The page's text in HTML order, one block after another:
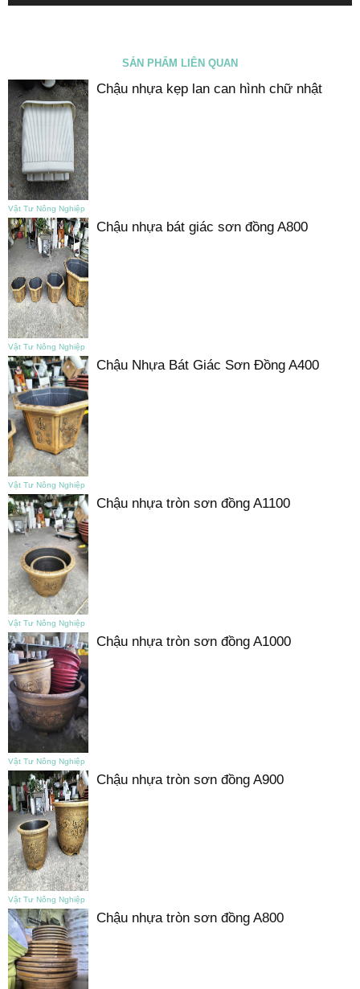
SẢN PHẨM LIÊN QUAN
Vật Tư Nông Nghiệp
Chậu nhựa kẹp lan can hình chữ nhật
Vật Tư Nông Nghiệp
Chậu nhựa bát giác sơn đồng A800
Vật Tư Nông Nghiệp
Chậu Nhựa Bát Giác Sơn Đồng A400
Vật Tư Nông Nghiệp
Chậu nhựa tròn sơn đồng A1100
Vật Tư Nông Nghiệp
Chậu nhựa tròn sơn đồng A1000
Vật Tư Nông Nghiệp
Chậu nhựa tròn sơn đồng A900
Chậu nhựa tròn sơn đồng A800